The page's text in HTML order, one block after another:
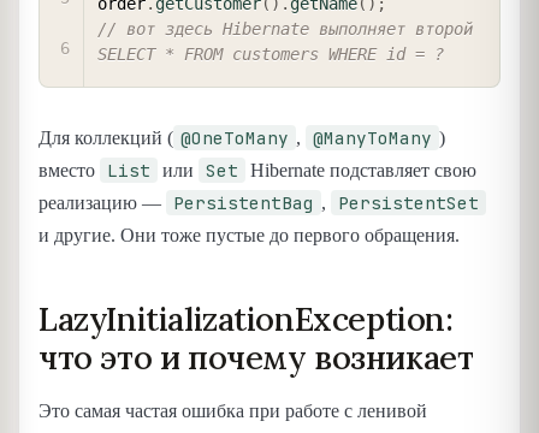
// вот здесь Hibernate выполняет второй
SELECT * FROM customers WHERE id = ?
Для коллекций ( @OneToMany , @ManyToMany )
вместо
List или Set
Hibernate подставляет свою
реализацию —
PersistentBag , PersistentSet
и другие. Они тоже пустые до первого обращения.
LazyInitializationException:
что это и почему возникает
Это самая частая ошибка при работе с ленивой